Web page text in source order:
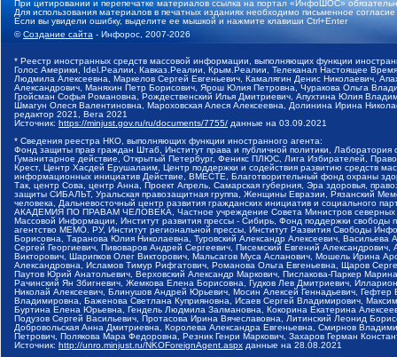
При цитировании и перепечатке материалов ссылка на портал «ИнфоШОС»
Для использования материалов в печатных изданиях необходимо письменное
Если вы увидели ошибку, выделите ее мышкой и нажмите клавиши Ctrl+Enter
©Создание сайта - Инфорос, 2007-2026
* Реестр иностранных средств массовой информации, выполняющих функции
Голос Америки, Idel.Реалии, Кавказ.Реалии, Крым.Реалии, Телеканал Настоящее
Людмила Алексеевна, Маркелов Сергей Евгеньевич, Камалягин Денис Николаевич,
Александрович, Маняхин Петр Борисович, Ярош Юлия Петровна, Чуракова Ольга
Гройсман Софья Романовна, Рождественский Илья Дмитриевич, Апухтина Юлия
Шмагун Олеся Валентиновна, Мароховская Алеся Алексеевна, Долинина Ирина
редактор 2021, Вега 2021
Источник: https://minjust.gov.ru/ru/documents/7755/ данные на 03.09.2021
* Сведения реестра НКО, выполняющих функции иностранного агента:
Фонд защиты прав граждан Штаб, Институт права и публичной политики,
Гуманитарное действие, Открытый Петербург, Феникс ПЛЮС, Лига Избирателей,
Крест, Центр Хасдей Ерушалаим, Центр поддержки и содействия развитию средств
информационных инициатив Действие, ВМЕСТЕ, Благотворительный фонд охраны
Так, центр Сова, центр Анна, Проект Апрель, Самарская губерния, Эра здоровья,
защиты СИБАЛЬТ, Уральская правозащитная группа, Женщины Евразии, Рязанский
человека, Дальневосточный центр развития гражданских инициатив и социального
АКАДЕМИЯ ПО ПРАВАМ ЧЕЛОВЕКА, Частное учреждение Совета Министров северных
Массовой Информации, Институт развития прессы - Сибирь, Фонд поддержки
агентство МЕМО. РУ, Институт региональной прессы, Институт Развития Свободы
Борисовна, Таранова Юлия Николаевна, Туровский Александр Алексеевич,
Сергей Георгиевич, Пивоваров Андрей Сергеевич, Писемский Евгений
Викторович, Шарипков Олег Викторович, Мальсагов Муса Асланович, Мошель Ирина
Александровна, Исламов Тимур Рифгатович, Романова Ольга Евгеньевна, Щаров
Паутов Юрий Анатольевич, Верховский Александр Маркович, Пислакова-Паркер
Рачинский Ян Збигневич, Жемкова Елена Борисовна, Гудков Лев Дмитриевич,
Николай Алексеевич, Блинушов Андрей Юрьевич, Мосин Алексей Геннадьевич,
Владимировна, Баженова Светлана Куприяновна, Исаев Сергей Владимирович,
Буртина Елена Юрьевна, Гендель Людмила Залмановна, Кокорина Екатерина
Подузов Сергей Васильевич, Протасова Ирина Вячеславовна, Литинский Леонид
Добровольская Анна Дмитриевна, Королева Александра Евгеньевна, Смирнов
Петрович, Полякова Мара Федоровна, Резник Генри Маркович, Захаров Герман
Источник: http://unro.minjust.ru/NKOForeignAgent.aspx данные на 28.08.2021